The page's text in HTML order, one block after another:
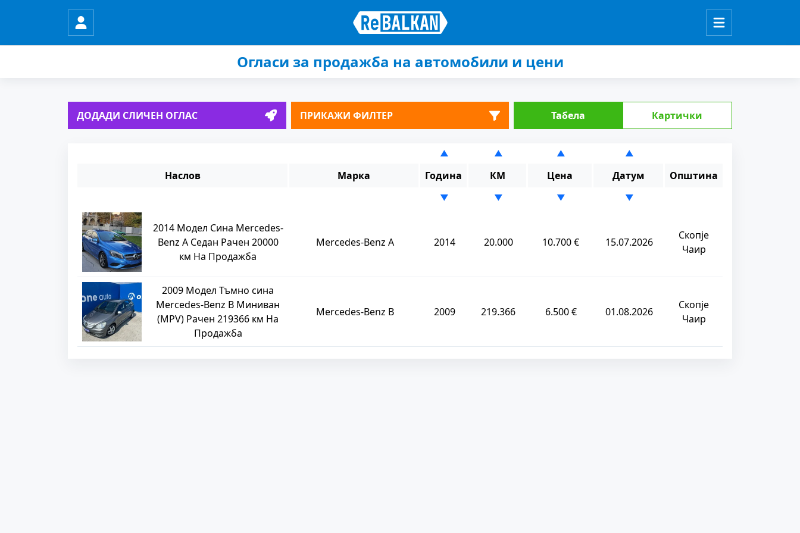
Огласи за продажба на автомобили и цени
ДОДАДИ СЛИЧЕН ОГЛАС ПРИКАЖИ ФИЛТЕР Табела Картички
▲ ▲ ▲ ▲
Наслов Марка Година КМ Цена Датум Општина
▼ ▼ ▼ ▼
2014 Модел Сина Mercedes-
Benz A Седан Рачен 20000
км На Продажба
Mercedes-Benz A 2014 20.000 10.700 € 15.07.2026
Скопје
Чаир
2009 Модел Тъмно сина
Mercedes-Benz B Миниван
(MPV) Рачен 219366 км На
Продажба
Mercedes-Benz B 2009 219.366 6.500 € 01.08.2026
Скопје
Чаир